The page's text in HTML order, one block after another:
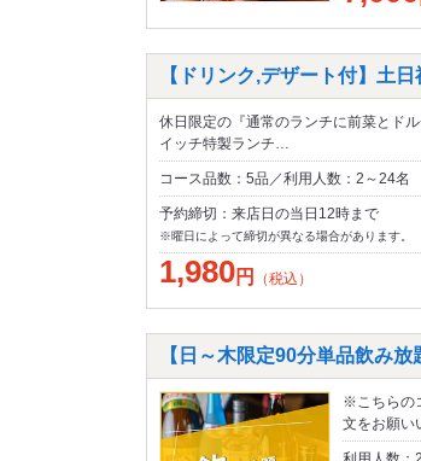
【ドリンク,デザート付】土
休日限定の『通常のランチに前菜とド
イッチ特製ランチ…
コース品数：5品／利用人数：2～24名
予約締切：来店日の当日12時まで
※曜日によって締切が異なる場合があります。
1,980円 （税込）
【日～木限定90分単品飲み
※こちらの
文をお願い